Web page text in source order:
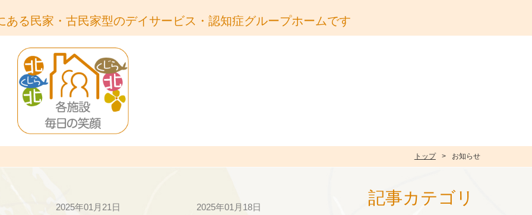
ある民家・古民家型のデイサービス・認知症グループホームです
トップ お知らせ
2025年01月21日
2025年01月18日
記事カテゴリ